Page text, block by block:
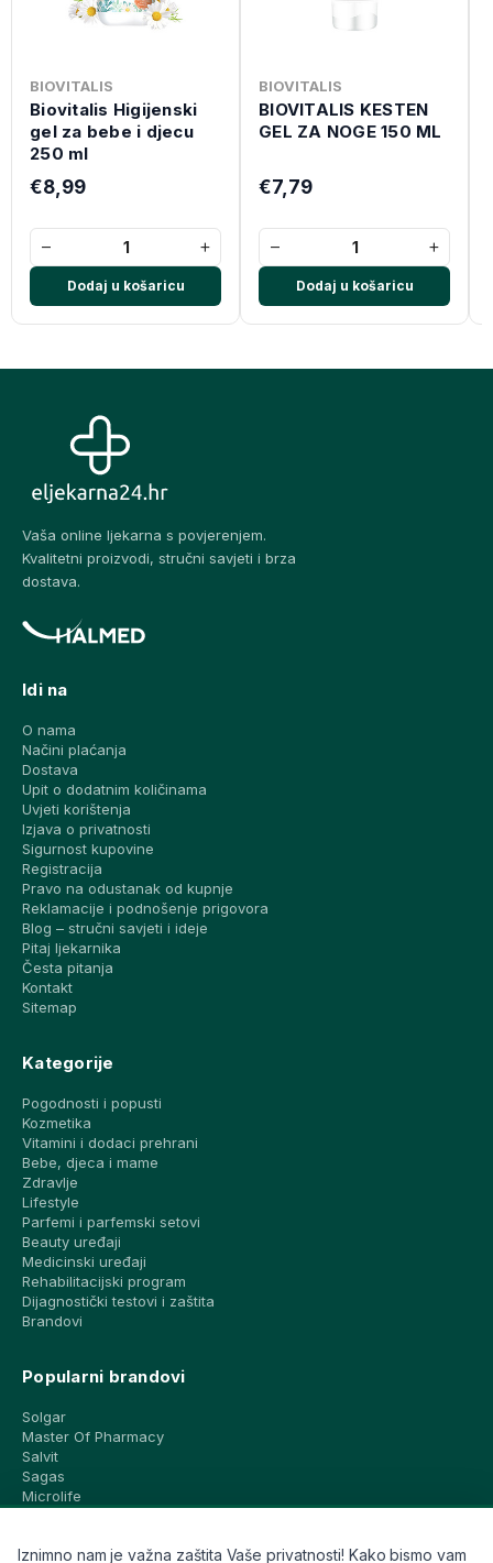
BIOVITALIS
Biovitalis Higijenski
gel za bebe i djecu
250 ml
€8,99
− +
Dodaj u košaricu
BIOVITALIS
BIOVITALIS KESTEN
GEL ZA NOGE 150 ML
€7,79
− +
Dodaj u košaricu
Vaša online ljekarna s povjerenjem.
Kvalitetni proizvodi, stručni savjeti i brza
dostava.
Idi na
O nama
Načini plaćanja
Dostava
Upit o dodatnim količinama
Uvjeti korištenja
Izjava o privatnosti
Sigurnost kupovine
Registracija
Pravo na odustanak od kupnje
Reklamacije i podnošenje prigovora
Blog – stručni savjeti i ideje
Pitaj ljekarnika
Česta pitanja
Kontakt
Sitemap
Kategorije
Pogodnosti i popusti
Kozmetika
Vitamini i dodaci prehrani
Bebe, djeca i mame
Zdravlje
Lifestyle
Parfemi i parfemski setovi
Beauty uređaji
Medicinski uređaji
Rehabilitacijski program
Dijagnostički testovi i zaštita
Brandovi
Popularni brandovi
Solgar
Master Of Pharmacy
Salvit
Sagas
Microlife
CeraVe
Iznimno nam je važna zaštita Vaše privatnosti! Kako bismo vam